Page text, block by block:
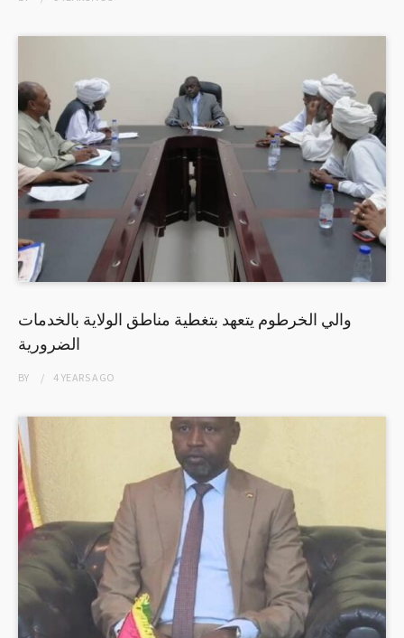
والي الخرطوم يتعهد بتغطية مناطق الولاية بالخدمات
الضرورية
BY 4 YEARSAGO